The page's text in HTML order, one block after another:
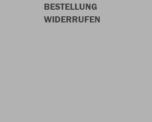
BESTELLUNG
WIDERRUFEN